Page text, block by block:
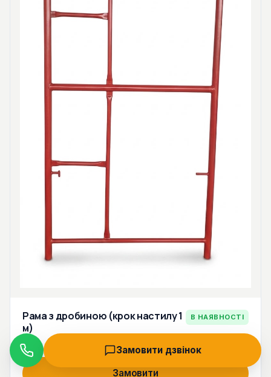
Рама з дробиною (крок настилу 1
м)
В НАЯВНОСТІ
1 560 грн 1 300 грн
Замовити
Дзвінок
Замовити дзвінок